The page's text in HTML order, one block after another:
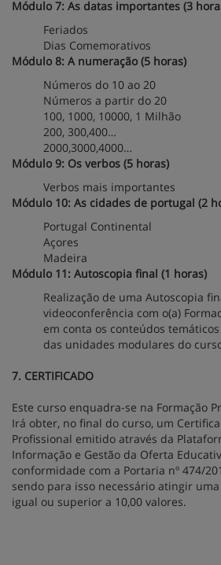
Módulo 7: As datas importantes (3
Feriados
Dias Comemorativos
Módulo 8: A numeração (5 horas)
Números do 10 ao 20
Números a partir do 20
100, 1000, 10000, 1 Milhão
200, 300,400…
2000,3000,4000…
Módulo 9: Os verbos (5 horas)
Verbos mais importantes
Módulo 10: As cidades de portugal (2
Portugal Continental
Açores
Madeira
Módulo 11: Autoscopia final (1 horas)
Realização de uma Autoscopia
videoconferência com o(a)
em conta os conteúdos
das unidades modulares do
7. CERTIFICADO
Este curso enquadra-se na Formação
Irá obter, no final do curso, um
Profissional emitido através da
Informação e Gestão da Oferta
conformidade com a Portaria nº 474/
sendo para isso necessário atingir
igual ou superior a 10,00 valores.